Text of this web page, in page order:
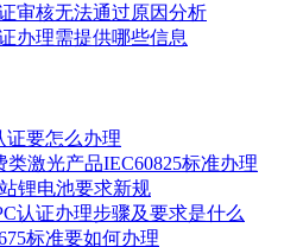
审核无法通过原因分析
办理需提供哪些信息
证要怎么办理
类激光产品IEC60825标准办理
锂电池要求新规
认证办理步骤及要求是什么
标准要如何办理